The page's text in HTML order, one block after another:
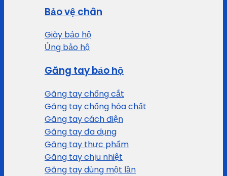
Bảo vệ chân
Giày bảo hộ
Ủng bảo hộ
Găng tay bảo hộ
Găng tay chống cắt
Găng tay chống hóa chất
Găng tay cách điện
Găng tay đa dụng
Găng tay thực phẩm
Găng tay chịu nhiệt
Găng tay dùng một lần